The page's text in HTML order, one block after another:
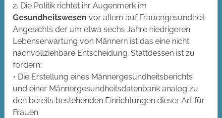
2. Die Politik richtet ihr Augenmerk im
Gesundheitswesen vor allem auf Frauengesundheit.
Angesichts der um etwa sechs Jahre niedrigeren
Lebenserwartung von Männern ist das eine nicht
nachvollziehbare Entscheidung. Stattdessen ist zu
fordern:
• Die Erstellung eines Männergesundheitsberichts
und einer Männergesundheitsdatenbank analog zu
den bereits bestehenden Einrichtungen dieser Art für
Frauen.